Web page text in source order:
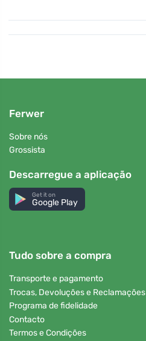
Ferwer
Sobre nós
Grossista
Descarregue a aplicação
Get it on
Google Play
Tudo sobre a compra
Transporte e pagamento
Trocas, Devoluções e Reclamações
Programa de fidelidade
Contacto
Termos e Condições